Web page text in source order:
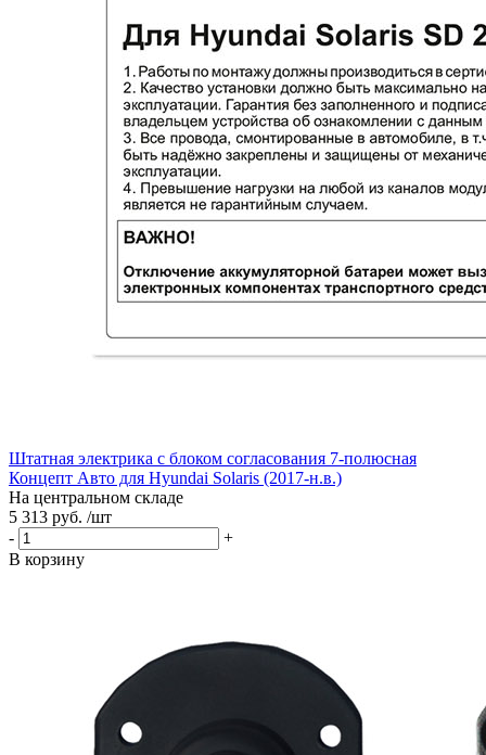
Штатная электрика с блоком согласования 7-полюсная
Концепт Авто для Hyundai Solaris (2017-н.в.)
На центральном складе
5 313 руб. /шт
-
+
В корзину